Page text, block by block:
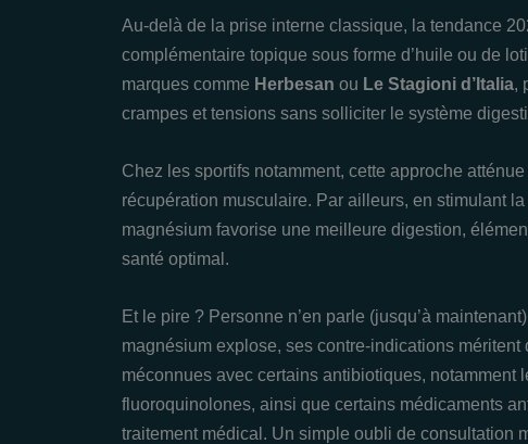
Au-delà de la prise interne classique, la tendance
complémentaire topique sous forme d’huile ou de
marques comme Herbesan ou Le Stagioni d’Italia,
crampes et tensions sans solliciter le système
Chez les sportifs notamment, cette approche
récupération musculaire. Par ailleurs, en stimulant
magnésium favorise une meilleure digestion,
santé optimal.
Et le pire ? Personne n’en parle (jusqu’à
magnésium explose, ses contre-indications méritent
méconnues avec certains antibiotiques, notamment
fluoroquinolones, ainsi que certains médicaments
traitement médical. Un simple oubli de consultation